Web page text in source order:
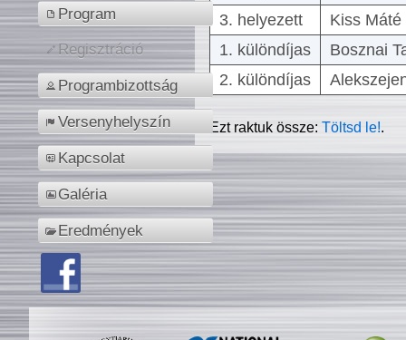
Program
Regisztráció
Programbizottság
Versenyhelyszín
Kapcsolat
Galéria
Eredmények
3. helyezett
Kiss
1. különdíjas
Bosznai
2. különdíjas
Ezt raktuk össze:Töltsd le!.